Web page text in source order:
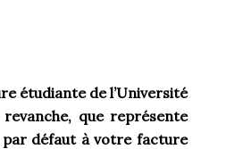
étudiante de l’Université
que représente
par défaut à votre facture